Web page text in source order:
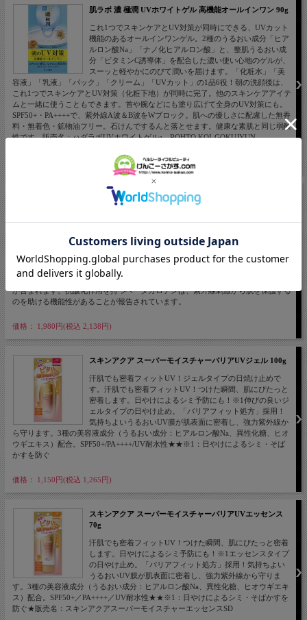
肌ラボ 濃 極潤 UVホワイトゲル 高機能オールインワン 90g
これ1つでスキンケアとUV対策が同時にできる、UVカット
機能のあるオールインワンゲル。2種のうるおい成分「ヒア
ルロン酸Na」「ナノ化ヒアルロン酸」と、整肌うるおい成
分「ビタミンC誘導体」を配合した濃い使い心地のゲルが、
スーッと軽やかにのびて潤いを届けます。「化粧水」「美
容液」「乳液」「パック」「クリーム」「UVカット」の1品6役！朝の洗顔後は、
これ1つでスキンケアとUV対策（化粧下地）が同時に完了。他のスキンケアアイテ
ムと一緒に使うこともできます。首や腕などにも塗り広げて全身のUV対策にも。
SPF50+・PA++++で、紫外線A波＆B波をWブロック。肌への優しさに配慮した無香
料・無着色・鉱物油フリー。石けんでするんと落とせます。健康な素肌と同じ弱酸
性です。販売名：ハダラボUVホワイトゲルa ROHTO KOI-GOKUJYUN
ファイン UV気にならないサプリ(機能性表示食品) 20粒
タカロテンが含まれます。抗酸化作用を持つベータカロテ
ンは、紫外線刺激から肌を保護するのを助ける機能性があ
ることが報告されています。[届出番号：A97]機能性表示食
品として消費者庁に届出し、受理されています。[機能性関
与成分]ベータカロテン 24mg(1粒当たり)最終製品ではなく、機能性関与成分に関
する研究レビューで機能性を評価しています。[届出表示]本品にはベータカロテン
が含まれます。抗酸化作用を持つベータカロテンは、紫外線刺激から肌を保護する
のを助ける機能性があることが報告されています。
価格： 1,980円(税込 2,138円)
スキンアクア スーパーモイスチャーバリアUVジェル 100g
汗肌でも密着フィットUV！ジェルタイプの日焼け止めで
す。汗肌でも密着フィットUV！つけた瞬間、肌にぴたっと
密着します。日やけによるシミ予防にも！※1伸びの良いジ
ェルタイプの日やけ止め。「バリアフィット処方」採用！
気持ちよいうるおいUV膜が肌表面に密着し、強力紫外線か
ら守ります。3種の美容液成分（うるおい成分：ヒアルロン酸Na、異性化糖、ヒオ
ウギエキス）配合。SPF50+/PA++++/UV耐水性★★※1：日やけによるシミ・そば
かすを防ぐ
価格： 1,150円(税込 1,265円)
スキンアクア スーパーモイスチャーバリアUVエッセンス
70g
汗肌でも密着フィットUV！つけた瞬間、肌にぴたっと密着
します。日やけによるシミ予防にも！※1エッセンスタイプ
の日やけ止め。「バリアフィット処方」採用！気持ちよい
うるおいUV膜が肌表面に密着し、強力紫外線から守りま
す。3種の美容液成分（うるおい成分：ヒアルロン酸Na、異性化糖、ヒオウギエキ
ス）配合。SPF50+／PA++++／UV耐水性★★※1：日やけによるシミ・そばかすを
防ぐ★販売名：スキンアクアスーパーモイスチャーエッセンスSD